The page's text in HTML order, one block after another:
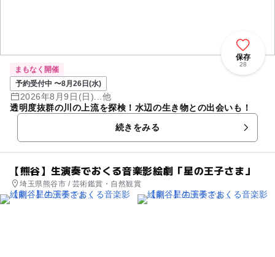
保存
28
まもなく開催
予約受付中 〜8月26日(水)
2026年8月9日(日)...他
透明度抜群の川の上流を探検！水辺の生き物との出会いも！
続きをみる
【熊谷】生演奏でおくる音楽影絵劇「星の王子さま」
埼玉県熊谷市 / 芸術鑑賞・自然観賞